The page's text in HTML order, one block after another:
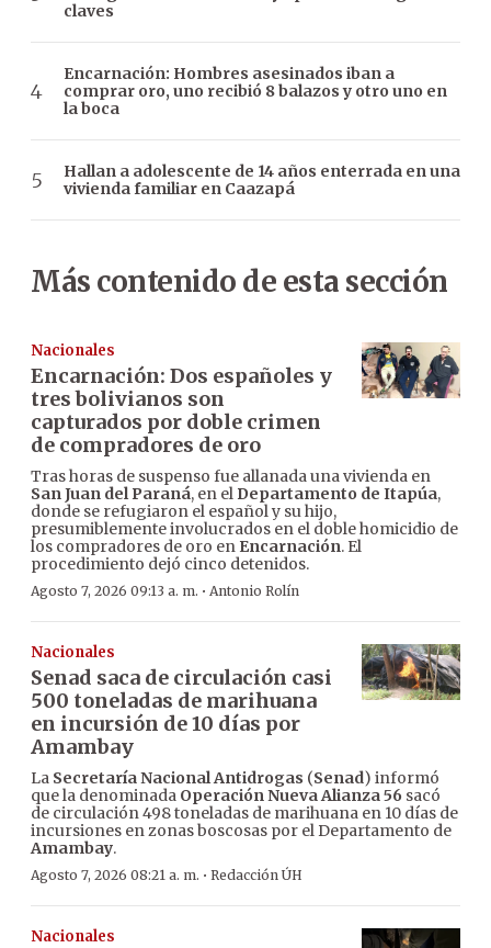
claves
Encarnación: Hombres asesinados iban a
comprar oro, uno recibió 8 balazos y otro uno en
la boca
Hallan a adolescente de 14 años enterrada en una
vivienda familiar en Caazapá
Más contenido de esta sección
Nacionales
Encarnación: Dos españoles y
tres bolivianos son
capturados por doble crimen
de compradores de oro
Tras horas de suspenso fue allanada una vivienda en
San Juan del Paraná, en el Departamento de Itapúa,
donde se refugiaron el español y su hijo,
presumiblemente involucrados en el doble homicidio de
los compradores de oro en Encarnación. El
procedimiento dejó cinco detenidos.
Agosto 7, 2026 09:13 a. m. · Antonio Rolín
Nacionales
Senad saca de circulación casi
500 toneladas de marihuana
en incursión de 10 días por
Amambay
La Secretaría Nacional Antidrogas (Senad) informó
que la denominada Operación Nueva Alianza 56 sacó
de circulación 498 toneladas de marihuana en 10 días de
incursiones en zonas boscosas por el Departamento de
Amambay.
Agosto 7, 2026 08:21 a. m. · Redacción ÚH
Nacionales